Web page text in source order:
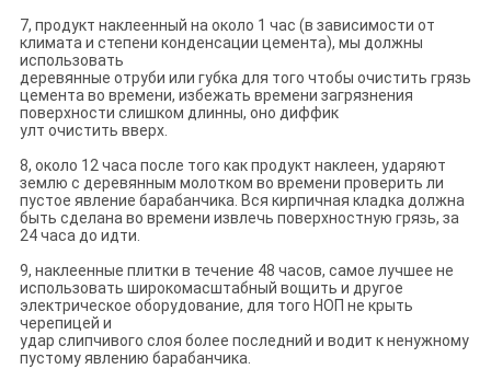
7, продукт наклеенный на около 1 час (в зависимости от
климата и степени конденсации цемента), мы должны
использовать
деревянные отруби или губка для того чтобы очистить грязь
цемента во времени, избежать времени загрязнения
поверхности слишком длинны, оно диффик
улт очистить вверх.
8, около 12 часа после того как продукт наклеен, ударяют
землю с деревянным молотком во времени проверить ли
пустое явление барабанчика. Вся кирпичная кладка должна
быть сделана во времени извлечь поверхностную грязь, за
24 часа до идти.
9, наклеенные плитки в течение 48 часов, самое лучшее не
использовать широкомасштабный вощить и другое
электрическое оборудование, для того НОП не крыть
черепицей и
удар слипчивого слоя более последний и водит к ненужному
пустому явлению барабанчика.